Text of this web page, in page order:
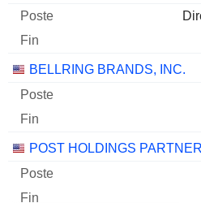
BELLRING BRANDS, INC.
POST HOLDINGS